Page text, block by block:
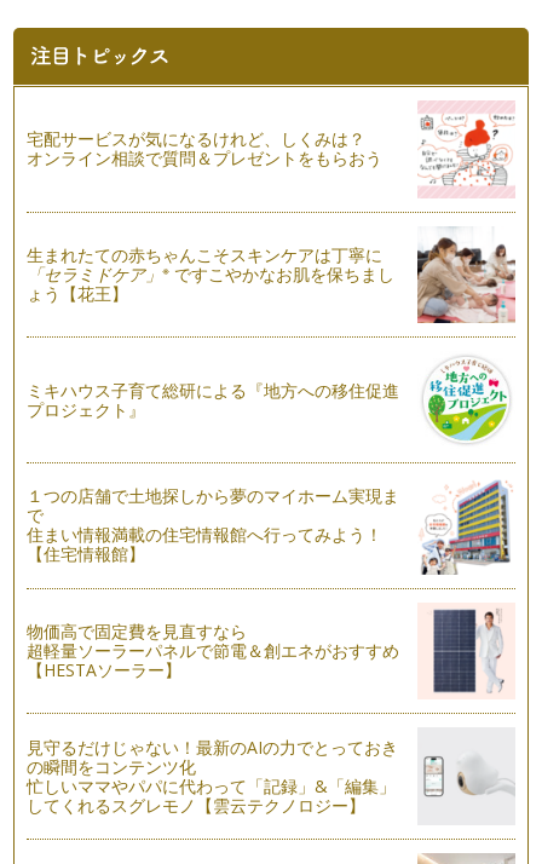
宅配サービスが気になるけれど、しくみは？
オンライン相談で質問＆プレゼントをもらおう
生まれたての赤ちゃんこそスキンケアは丁寧に
「セラミドケア」※ ですこやかなお肌を保ちまし
ょう【花王】
ミキハウス子育て総研による『地方への移住促進
プロジェクト』
１つの店舗で土地探しから夢のマイホーム実現ま
で
住まい情報満載の住宅情報館へ行ってみよう！
【住宅情報館】
物価高で固定費を見直すなら
超軽量ソーラーパネルで節電＆創エネがおすすめ
【HESTAソーラー】
見守るだけじゃない！最新のAIの力でとっておき
の瞬間をコンテンツ化
忙しいママやパパに代わって「記録」&「編集」
してくれるスグレモノ【雲云テクノロジー】